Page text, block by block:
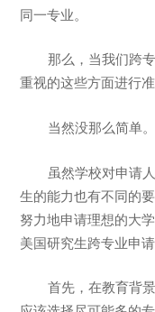
同一专业。
那么，当我们跨
重视的这些方面进行准
当然没那么简单。
虽然学校对申请
生的能力也有不同的
努力地申请理想的大
美国研究生跨专业申请
首先，在教育背